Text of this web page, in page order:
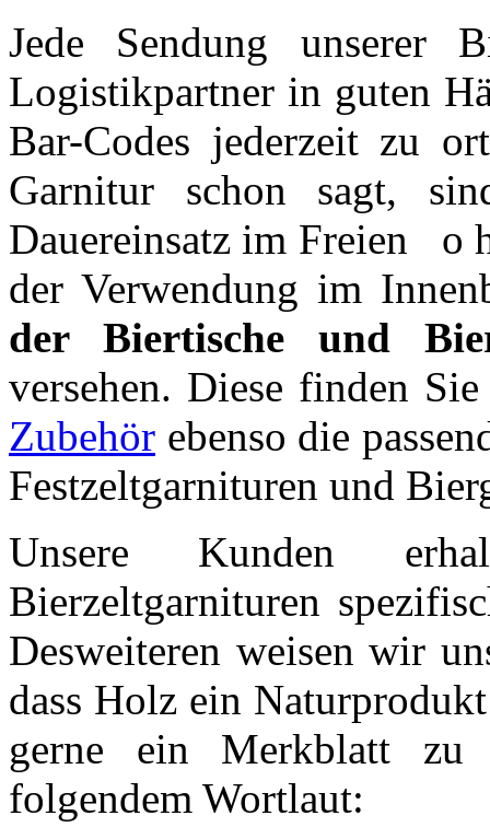
Jede Sendung unserer
Logistikpartner in guten
Bar-Codes jederzeit zu
Garnitur schon sagt,
Dauereinsatz im Freien o
der Verwendung im
der Biertische und
versehen. Diese finden
Zubehör ebenso die
Festzeltgarnituren und
Unsere Kunden
Bierzeltgarnituren
Desweiteren weisen wir
dass Holz ein
gerne ein Merkblatt zu
folgendem Wortlaut: